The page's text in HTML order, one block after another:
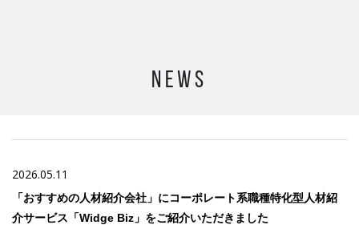
NEWS
2026.05.11
「おすすめの人材紹介会社」にコーポレート系職種特化型人材紹
介サービス「Widge Biz」をご紹介いただきました